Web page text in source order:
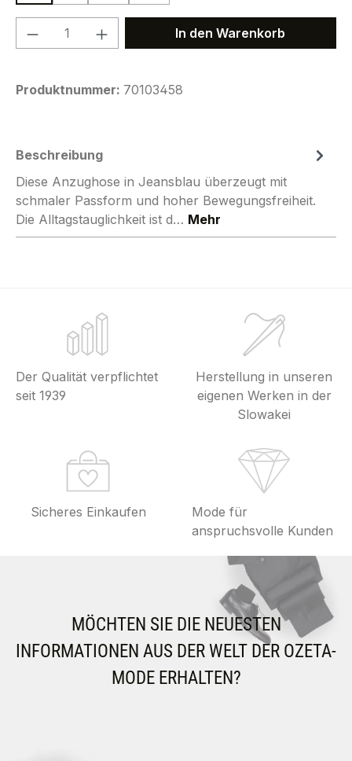
Produkt Anzahl: Gib denIn den Warenkorb
Produktnummer: 70103458
Beschreibung
Diese Anzughose in Jeansblau überzeugt mit
schmaler Passform und hoher Bewegungsfreiheit.
Die Alltagstauglichkeit ist d… Mehr
Der Qualität verpflichtet
seit 1939
Herstellung in unseren
eigenen Werken in der
Slowakei
Sicheres Einkaufen
Mode für
anspruchsvolle Kunden
MÖCHTEN SIE DIE NEUESTEN
INFORMATIONEN AUS DER WELT DER OZETA-
MODE ERHALTEN?